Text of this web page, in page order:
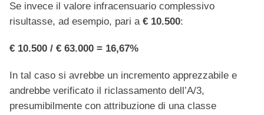
Se invece il valore infracensuario complessivo
risultasse, ad esempio, pari a € 10.500:
€ 10.500 / € 63.000 = 16,67%
In tal caso si avrebbe un incremento apprezzabile e
andrebbe verificato il riclassamento dell’A/3,
presumibilmente con attribuzione di una classe